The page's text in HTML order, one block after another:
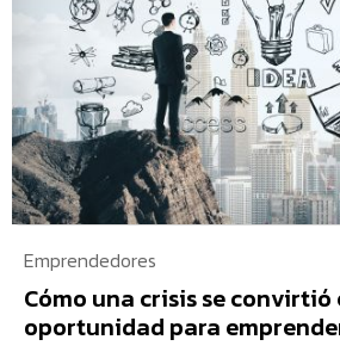
Emprendedores
Cómo una crisis se convirtió
oportunidad para